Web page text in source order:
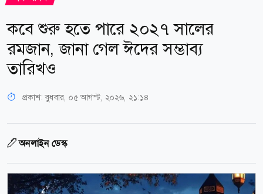
কবে শুরু হতে পারে ২০২৭ সালের
রমজান, জানা গেল ঈদের সম্ভাব্য
তারিখও
প্রকাশ:বুধবার, ০৫ আগস্ট, ২০২৬, ২১:১৪
অনলাইন ডেস্ক